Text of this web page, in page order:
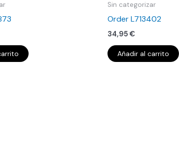
Sin categorizar
Order L713402
34,95 €
Añadir al carrito